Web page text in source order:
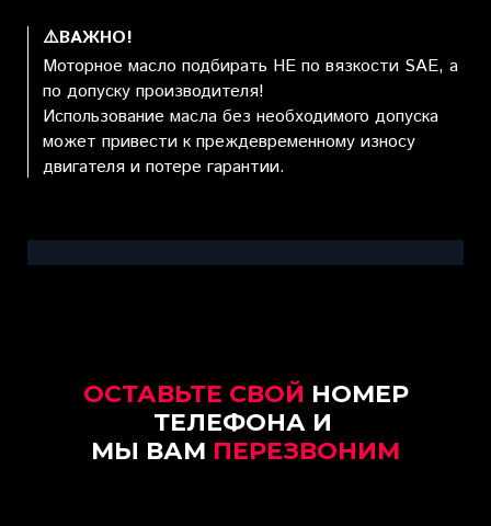
⚠️ВАЖНО!
Моторное масло подбирать НЕ по вязкости SAE, а
по допуску производителя!
Использование масла без необходимого допуска
может привести к преждевременному износу
двигателя и потере гарантии.
ОСТАВЬТЕ СВОЙ НОМЕР
ТЕЛЕФОНА И
МЫ ВАМ ПЕРЕЗВОНИМ